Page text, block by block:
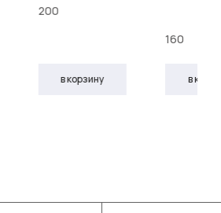
200
в корзину
160
в